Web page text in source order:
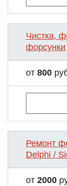
Чистка,
форсунки
от 800
Ремонт
Delphi /
от 2000